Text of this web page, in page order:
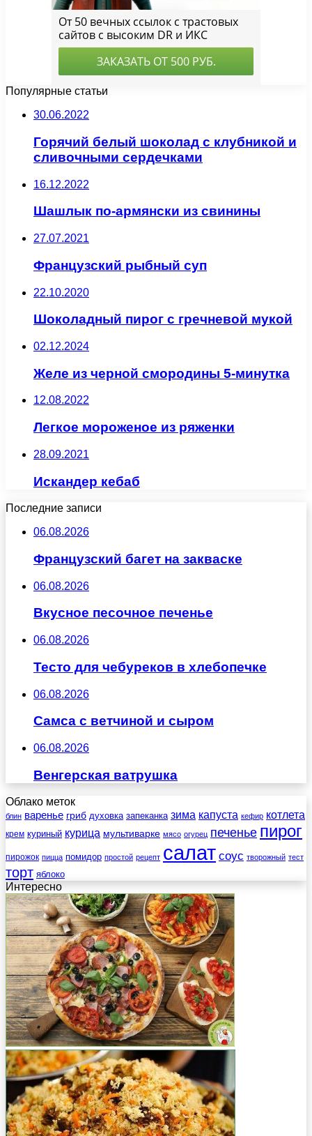
Популярные статьи
30.06.2022
Горячий белый шоколад с клубникой и
сливочными сердечками
16.12.2022
Шашлык по-армянски из свинины
27.07.2021
Французский рыбный суп
22.10.2020
Шоколадный пирог с гречневой мукой
02.12.2024
Желе из черной смородины 5-минутка
12.08.2022
Легкое мороженое из ряженки
28.09.2021
Искандер кебаб
Последние записи
06.08.2026
Французский багет на закваске
06.08.2026
Вкусное песочное печенье
06.08.2026
Тесто для чебуреков в хлебопечке
06.08.2026
Самса с ветчиной и сыром
06.08.2026
Венгерская ватрушка
Облако меток
блин варенье гриб духовка запеканка зима капуста кефир котлета
крем куриный курица мультиварке мясо огурец печенье пирог
пирожок пицца помидор простой рецепт салат соус творожный тест
торт яблоко
Интересно